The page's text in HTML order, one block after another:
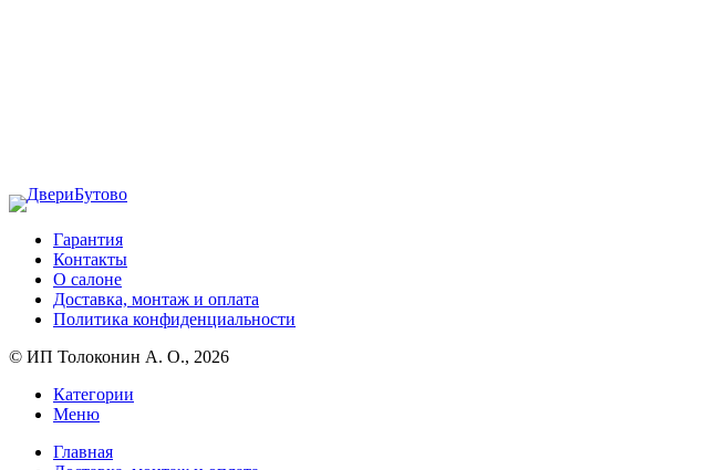
Гарантия
Контакты
О салоне
Доставка, монтаж и оплата
Политика конфиденциальности
© ИП Толоконин А. О., 2026
Категории
Меню
Главная